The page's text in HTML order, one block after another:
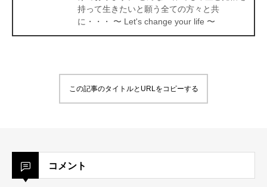
持って生きたいと願う全ての方々と共
に・・・ 〜 Let's change your life 〜
この記事のタイトルとURLをコピーする
コメント